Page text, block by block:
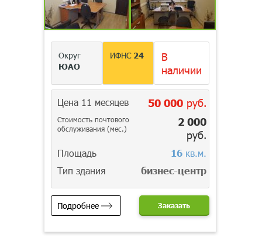
Округ
ЮАО
ИФНС 24
В
наличии
Цена 11 месяцев 50 000руб.
Стоимость почтового
обслуживания (мес.)
2 000
руб.
Площадь 16кв.м.
Тип здания
бизнес-центр
Подробнее Заказать